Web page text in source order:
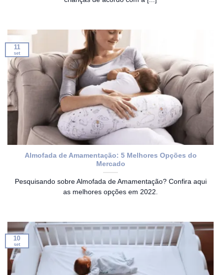
Almofada de Amamentação: 5 Melhores Opções do
Mercado
Pesquisando sobre Almofada de Amamentação? Confira aqui
as melhores opções em 2022.
11
set
10
set